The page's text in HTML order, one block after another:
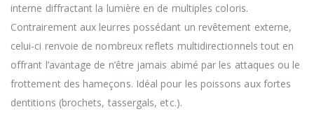
interne diffractant la lumière en de multiples coloris.
Contrairement aux leurres possédant un revêtement externe,
celui-ci renvoie de nombreux reflets multidirectionnels tout en
offrant l’avantage de n’être jamais abimé par les attaques ou le
frottement des hameçons. Idéal pour les poissons aux fortes
dentitions (brochets, tassergals, etc.).